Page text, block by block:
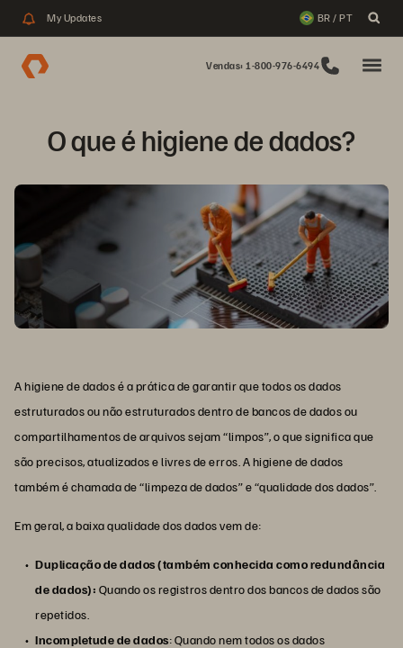
My Updates BR / PT
Vendas: 1-800-976-6494
O que é higiene de dados?
A higiene de dados é a prática de garantir que todos os dados
estruturados ou não estruturados dentro de bancos de dados ou
compartilhamentos de arquivos sejam “limpos”, o que significa que
são precisos, atualizados e livres de erros. A higiene de dados
também é chamada de “limpeza de dados” e “qualidade dos dados”.
Em geral, a baixa qualidade dos dados vem de:
Duplicação de dados (também conhecida como redundância
de dados): Quando os registros dentro dos bancos de dados são
repetidos.
Incompletude de dados: Quando nem todos os dados